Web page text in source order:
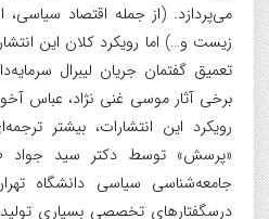
می‌پردازد. (از جمله اقتصاد
زیست و…) اما رویکرد کلان این
تعمیق گفتمان جریان لیبرال
برخی آثار موسی غنی نژاد، عباس
رویکرد این انتشارات، بیشتر
«پرسش» توسط دکتر سید جواد
جامعه‌شناسی سیاسی دانشگاه
درسگفتارهای تخصصی بسیاری